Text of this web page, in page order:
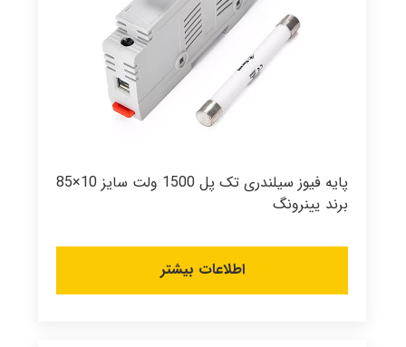
پایه فیوز سیلندری تک پل 1500 ولت سایز 10×85
برند یینرونگ
اطلاعات بیشتر